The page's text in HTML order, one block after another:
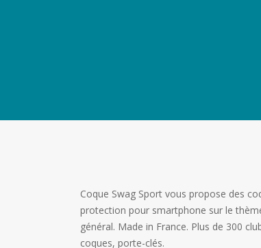
Coque Swag Sport vous propose des
protection pour smartphone sur le
général. Made in France. Plus de 300
coques, porte-clés.